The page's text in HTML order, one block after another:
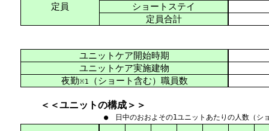
定員
ショートステイ
定員合計
ユニットケア開始時期
ユニットケア実施建物
夜勤※1 （ショート含む）職員数
＜＜ユニットの構成＞＞
● 日中のおおよその1ユニットあたりの人数（シ